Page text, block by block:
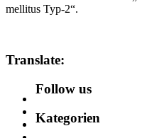
mellitus Typ-2“.
Translate:
Follow us
Kategorien